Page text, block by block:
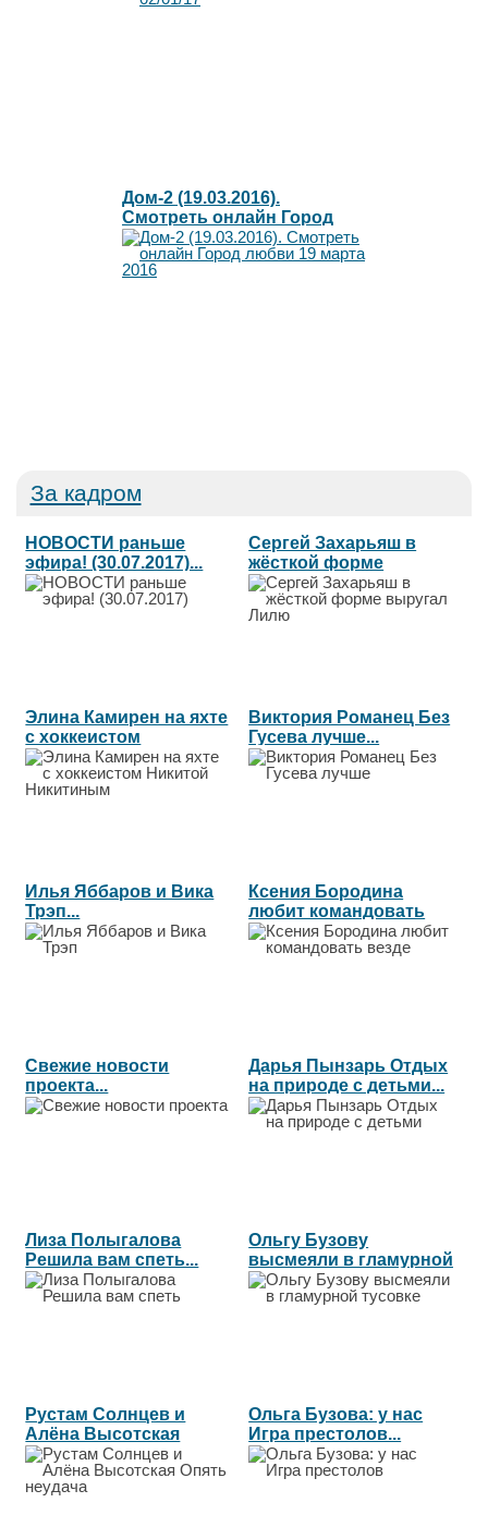
Дом-2 (19.03.2016).
Смотреть онлайн Город
любви 19 марта 2016
За кадром
НОВОСТИ раньше
эфира! (30.07.2017)...
Сергей Захарьяш в
жёсткой форме
выругал Лилю...
Элина Камирен на яхте
с хоккеистом
Никитой...
Виктория Романец Без
Гусева лучше...
Илья Яббаров и Вика
Трэп...
Ксения Бородина
любит командовать
везде...
Свежие новости
проекта...
Дарья Пынзарь Отдых
на природе с детьми...
Лиза Полыгалова
Решила вам спеть...
Ольгу Бузову
высмеяли в гламурной
тусовке...
Рустам Солнцев и
Алёна Высотская
Опять неудача...
Ольга Бузова: у нас
Игра престолов...